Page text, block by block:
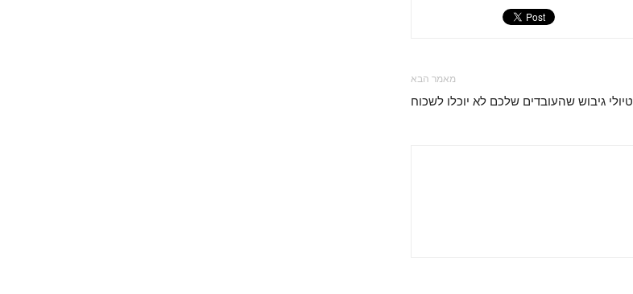
מאמר הבא
טיולי גיבוש שהעובדים שלכם לא יוכלו לשכוח